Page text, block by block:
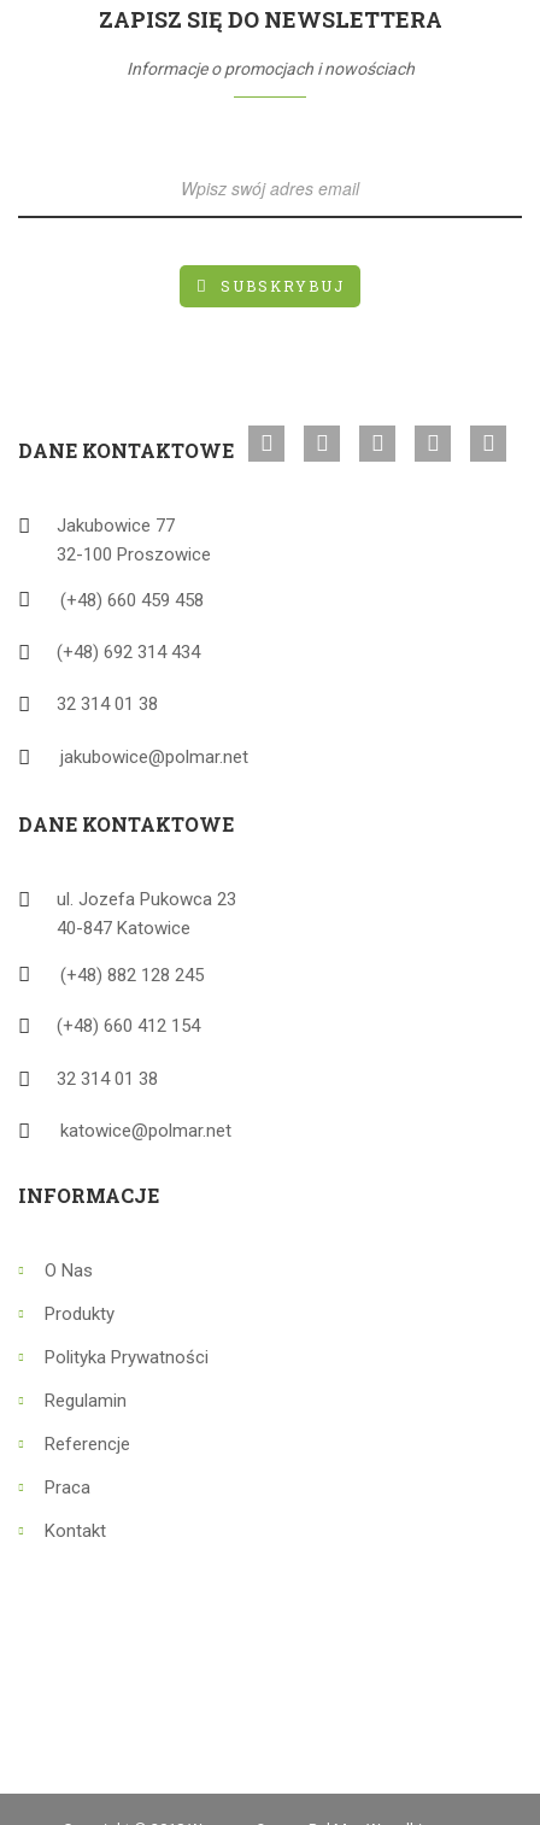
ZAPISZ SIĘ DO NEWSLETTERA
Informacje o promocjach i nowościach
SUBSKRYBUJ
DANE KONTAKTOWE
Jakubowice 77
32-100 Proszowice
(+48) 660 459 458
(+48) 692 314 434
32 314 01 38
jakubowice@polmar.net
DANE KONTAKTOWE
ul. Jozefa Pukowca 23
40-847 Katowice
(+48) 882 128 245
(+48) 660 412 154
32 314 01 38
katowice@polmar.net
INFORMACJE
O Nas
Produkty
Polityka Prywatności
Regulamin
Referencje
Praca
Kontakt